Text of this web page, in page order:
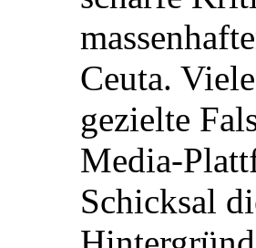
Ceuta.
gezielte
Media-
Schicksal